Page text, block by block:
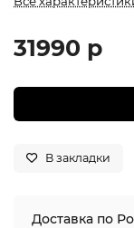
31990 р
В закладки
Доставка по